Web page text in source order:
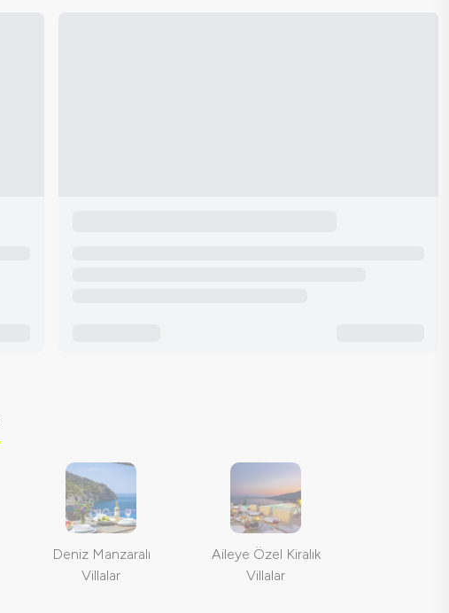
Deniz Manzaralı
Villalar
Aileye Özel Kiralık
Villalar